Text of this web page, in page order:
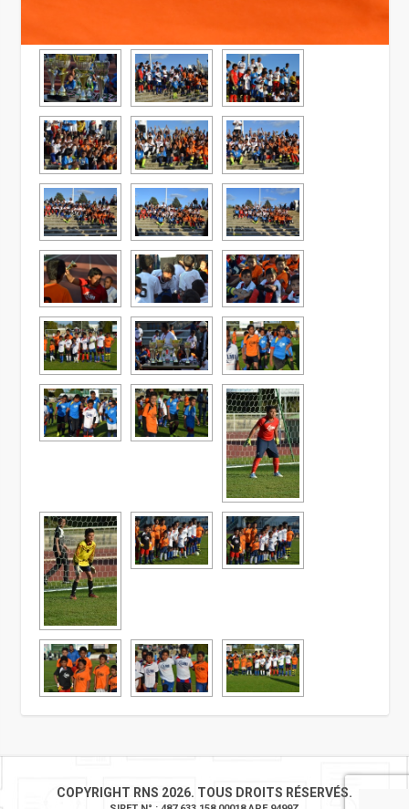
COPYRIGHT RNS 2026. TOUS DROITS RÉSERVÉS.